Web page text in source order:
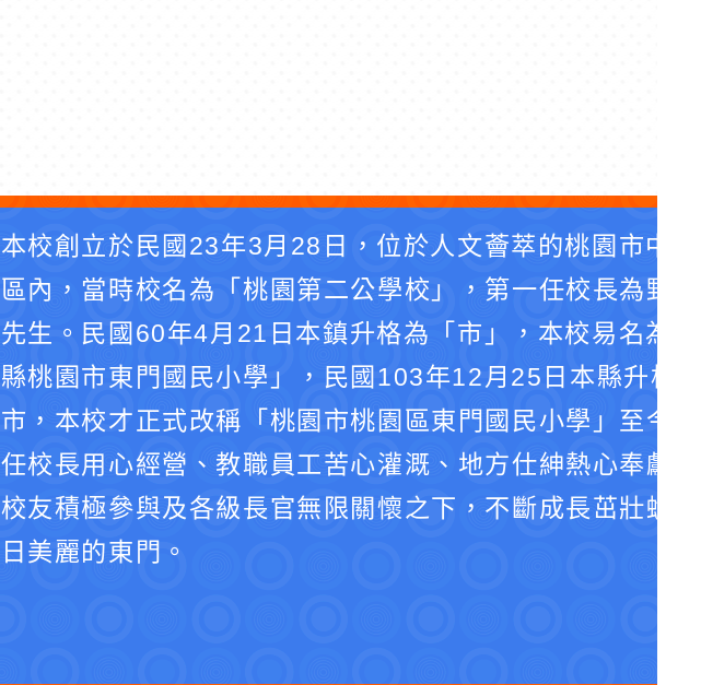
本校創立於民國23年3月28日，位於人文薈萃的桃園市中
區內，當時校名為「桃園第二公學校」，第一任校長為野
先生。民國60年4月21日本鎮升格為「市」，本校易名為
縣桃園市東門國民小學」，民國103年12月25日本縣升格
市，本校才正式改稱「桃園市桃園區東門國民小學」至今
任校長用心經營、教職員工苦心灌溉、地方仕紳熱心奉獻
校友積極參與及各級長官無限關懷之下，不斷成長茁壯蛻
日美麗的東門。